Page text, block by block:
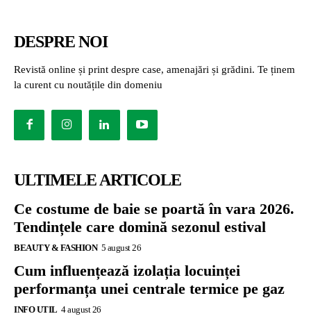
DESPRE NOI
Revistă online și print despre case, amenajări și grădini. Te ținem
la curent cu noutățile din domeniu
ULTIMELE ARTICOLE
Ce costume de baie se poartă în vara 2026.
Tendințele care domină sezonul estival
BEAUTY & FASHION 5 august 26
Cum influențează izolația locuinței
performanța unei centrale termice pe gaz
INFO UTIL 4 august 26